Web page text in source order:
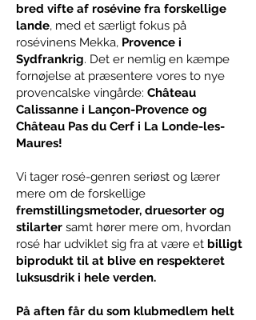
bred vifte af rosévine fra forskellige
lande, med et særligt fokus på
rosévinens Mekka, Provence i
Sydfrankrig. Det er nemlig en kæmpe
fornøjelse at præsentere vores to nye
provencalske vingårde: Château
Calissanne i Lançon-Provence og
Château Pas du Cerf i La Londe-les-
Maures!
Vi tager rosé-genren seriøst og lærer
mere om de forskellige
fremstillingsmetoder, druesorter og
stilarter samt hører mere om, hvordan
rosé har udviklet sig fra at være et billigt
biprodukt til at blive en respekteret
luksusdrik i hele verden.
På aften får du som klubmedlem helt